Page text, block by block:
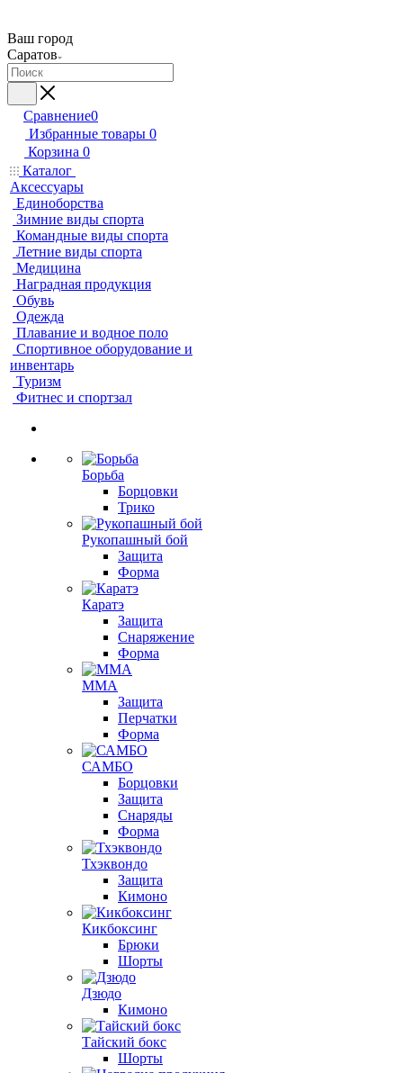
Ваш город
Саратов
Сравнение0
Избранные товары 0
Корзина 0
Каталог
Аксессуары
Единоборства
Зимние виды спорта
Командные виды спорта
Летние виды спорта
Медицина
Наградная продукция
Обувь
Одежда
Плавание и водное поло
Спортивное оборудование и
инвентарь
Туризм
Фитнес и спортзал
Борьба
Борцовки
Трико
Рукопашный бой
Защита
Форма
Каратэ
Защита
Снаряжение
Форма
ММА
Защита
Перчатки
Форма
САМБО
Борцовки
Защита
Снаряды
Форма
Тхэквондо
Защита
Кимоно
Кикбоксинг
Брюки
Шорты
Дзюдо
Кимоно
Тайский бокс
Шорты